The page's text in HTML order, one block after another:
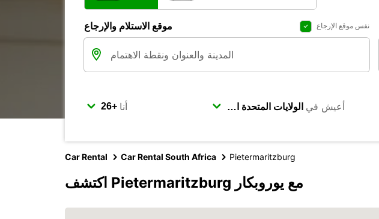
موقع الاستلام والإرجاع نفس موقع الإرجاع
أنا أعيش في
Car Rental Car Rental South Africa Pietermaritzburg
اكتشف Pietermaritzburg مع يوروبكار